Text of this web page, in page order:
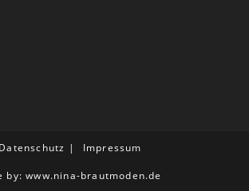
Datenschutz Impressum
by: www.nina-brautmoden.de